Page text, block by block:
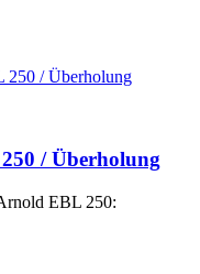
250 / Überholung
/ Überholung
EBL 250: